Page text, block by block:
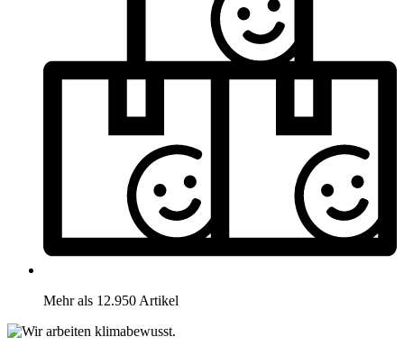
Mehr als 12.950 Artikel